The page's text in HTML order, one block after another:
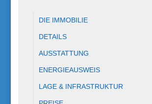
DIE IMMOBILIE
DETAILS
AUSSTATTUNG
ENERGIEAUSWEIS
LAGE & INFRASTRUKTUR